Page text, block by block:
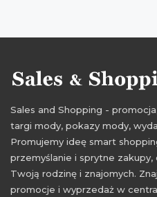
Sales and Shopping -
targi mody, pokazy mody,
Promujemy ideę smart
przemyślanie i sprytne
Twoją rodzinę i znajomych.
promocje i wyprzedaż w